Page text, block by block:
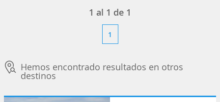
1 al 1 de 1
1
Hemos encontrado resultados en otros
destinos